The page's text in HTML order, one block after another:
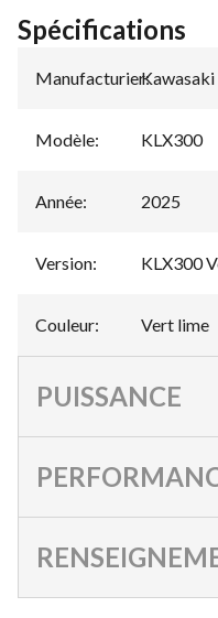
Spécifications
Manufacturier:
Kawasaki
Modèle: KLX300
Année: 2025
Version: KLX300
Couleur: Vert lime
PUISSANCE